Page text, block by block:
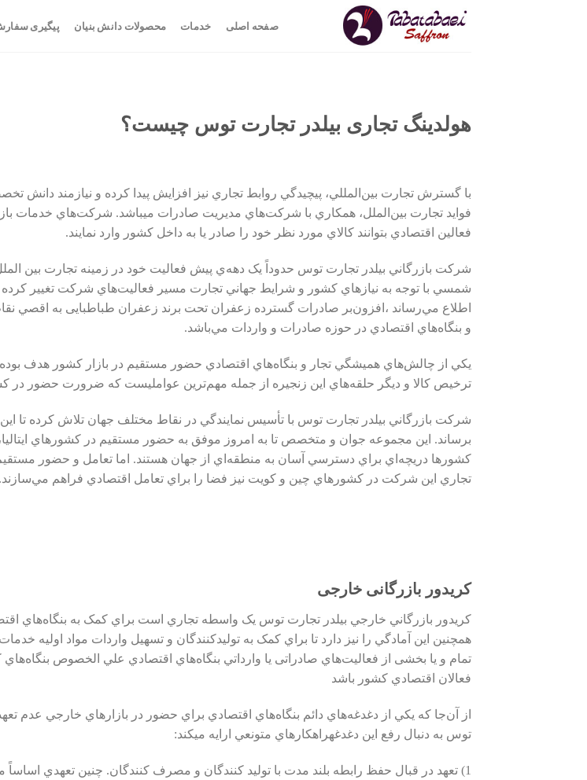
صفحه اصلی خدمات محصولات دانش بنیان پیگیری
هولدینگ تجاری بیلدر تجارت توس چیست؟
با گسترش تجارت بين‌المللي، پيچيدگي روابط تجاري نيز افزايش پيدا کرده و نيازمند
فوايد تجارت بين‌الملل، همکاري با شرکت‌هاي مديريت صادرات ميباشد. شرکت‌هاي خدمات
فعالين اقتصادي بتوانند کالاي مورد نظر خود را صادر يا به داخل کشور وارد نمايند.
شرکت بازرگاني بيلدر تجارت توس حدوداً يک دهه‌ي پيش فعاليت خود در زمينه تجارت بين
شمسي با توجه به نيازهاي کشور و شرايط جهاني تجارت مسير فعاليت‌هاي شرکت تغيير
اطلاع مي‌رساند ،افزون‌بر صادرات گسترده زعفران تحت برند زعفران طباطبایی به اقصي
و بنگاه‌هاي اقتصادي در حوزه صادرات و واردات مي‌باشد.
يکي از چالش‌هاي هميشگي تجار و بنگاه‌هاي اقتصادي حضور مستقيم در بازار کشور هدف
ترخيص کالا و ديگر حلقه‌هاي اين زنجيره از جمله مهم‌ترين عواملیست که ضرورت حضور در
شرکت بازرگاني بيلدر تجارت توس با تأسيس نمايندگي در نقاط مختلف جهان تلاش کرده تا
برساند. اين مجموعه‌ جوان و متخصص تا به امروز موفق به حضور مستقيم در کشورهاي
کشورها دريچه‌اي براي دسترسي آسان به منطقه‌اي از جهان هستند. اما تعامل و حضور
تجاري اين شرکت در کشورهاي چين و کويت نيز فضا را براي تعامل اقتصادي فراهم مي‌سازند.
کریدور بازرگانی خارجی
کريدور بازرگاني خارجي بيلدر تجارت توس يک واﺳﻄﻪ تجاري اﺳﺖ ﺑﺮاي ﮐﻤﮏ ﺑﻪ ﺑﻨﮕﺎهﻫﺎي
همچنين اين آمادگي را نيز دارد تا براي کمک به توليدکنندگان و تسهيل واردات مواد اوليه
فعالان اقتصادي کشور باشد
از آن‌جا که يکي از دغدغه‌هاي دائم بنگاه‌هاي اقتصادي براي حضور در بازارهاي خارجي عدم
توس به دنبال رفع اين دغدغهراهکارهاي متونعي ارايه ميکند:
1) ﺗﻌﻬﺪ در ﻗﺒﺎل ﺣﻔﻆ راﺑﻄﻪ ﺑﻠﻨﺪ ﻣﺪت ﺑﺎ ﺗﻮﻟﯿﺪ ﮐﻨﻨﺪﮔﺎن و ﻣﺼﺮف ﮐﻨﻨﺪﮔﺎن. چنين تعهدي